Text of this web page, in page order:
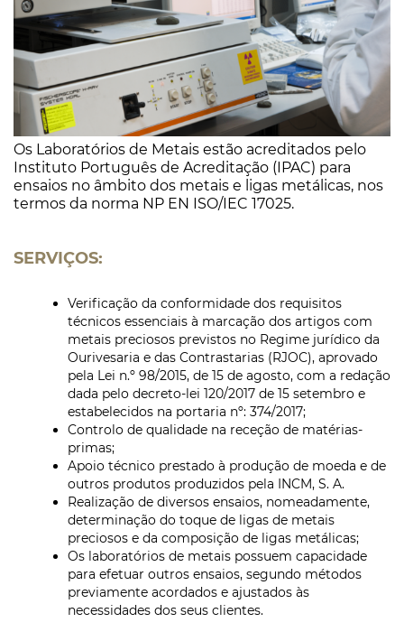
Os Laboratórios de Metais estão acreditados pelo
Instituto Português de Acreditação (IPAC) para
ensaios no âmbito dos metais e ligas metálicas, nos
termos da norma NP EN ISO/IEC 17025.
SERVIÇOS:
Verificação da conformidade dos requisitos
técnicos essenciais à marcação dos artigos com
metais preciosos previstos no Regime jurídico da
Ourivesaria e das Contrastarias (RJOC), aprovado
pela Lei n.º 98/2015, de 15 de agosto, com a redação
dada pelo decreto-lei 120/2017 de 15 setembro e
estabelecidos na portaria nº: 374/2017;
Controlo de qualidade na receção de matérias-
primas;
Apoio técnico prestado à produção de moeda e de
outros produtos produzidos pela INCM, S. A.
Realização de diversos ensaios, nomeadamente,
determinação do toque de ligas de metais
preciosos e da composição de ligas metálicas;
Os laboratórios de metais possuem capacidade
para efetuar outros ensaios, segundo métodos
previamente acordados e ajustados às
necessidades dos seus clientes.